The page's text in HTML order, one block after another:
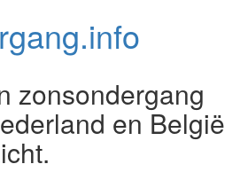
info
zonsondergang
en België